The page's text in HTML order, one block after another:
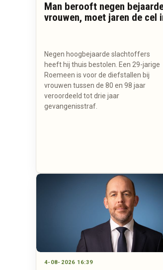
Man berooft negen
vrouwen, moet jaren de cel
Negen hoogbejaarde slachtoffers
heeft hij thuis bestolen. Een 29-jarige
Roemeen is voor de diefstallen bij
vrouwen tussen de 80 en 98 jaar
veroordeeld tot drie jaar
gevangenisstraf.
4-08-2026 16:39